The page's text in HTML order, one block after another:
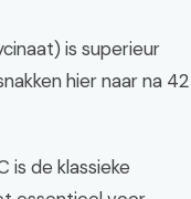
is superieur
hier naar na 42
is de klassieke